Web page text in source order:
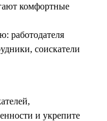
комфортные
работодателя
соискатели
и укрепите